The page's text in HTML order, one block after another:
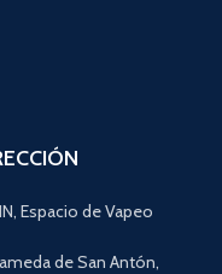
Espacio de Vapeo
de San Antón,